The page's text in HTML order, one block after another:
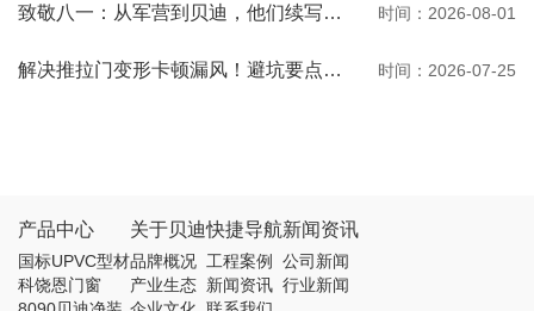
致敬八一：从军营到贝迪，他们续写荣光 时间：2026-08-01
解决推拉门变形卡顿漏风！避坑要点与选购秘诀 时间：2026-07-25
产品中心
国标UPVC型材
科饶恩门窗
关于贝迪
品牌概况
产业生态
快捷导航
工程案例
新闻资讯
新闻资讯
公司新闻
行业新闻